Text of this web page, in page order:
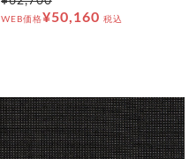
WEB価格¥50,160 税込